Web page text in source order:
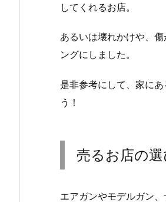
してくれるお店。
あるいは壊れかけや、
ングにしました。
是非参考にして、家に
う！
売るお店の
エアガンやモデルガン